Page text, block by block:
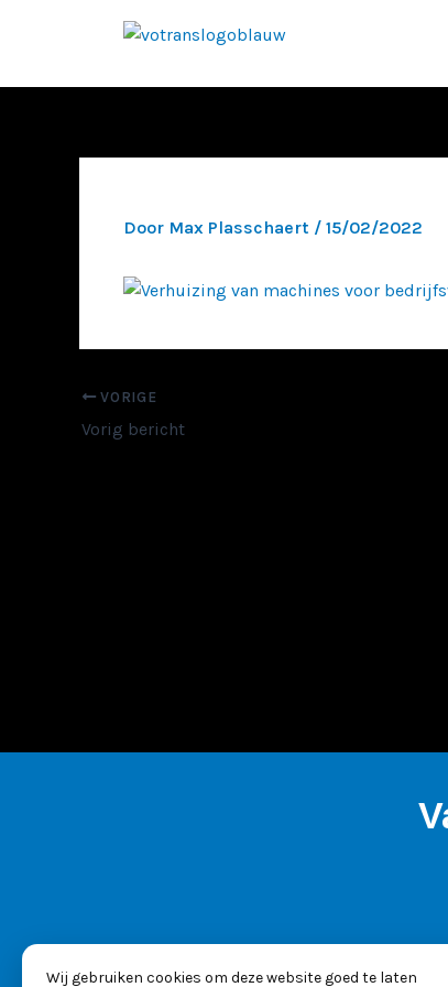
Door Max Plasschaert / 15/02/2022
VORIGE
Vorig bericht
Wij gebruiken cookies om deze website goed te laten